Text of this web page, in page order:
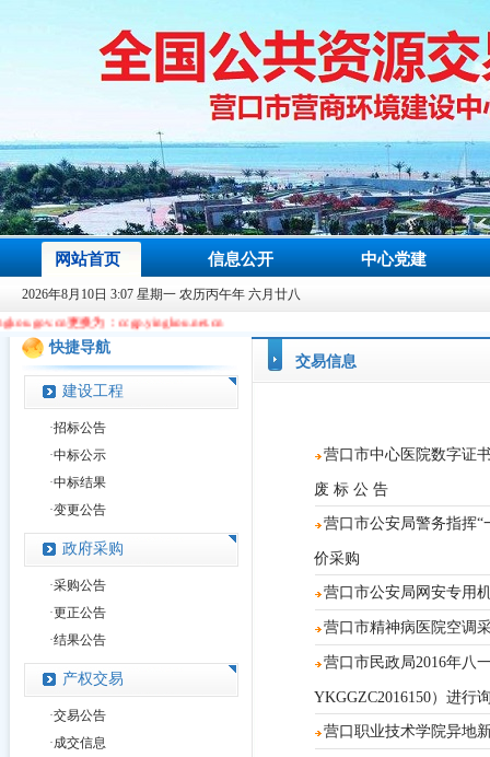
网站首页 信息公开 中心党建
2026年8月10日 3:07 星期一 农历丙午年 六月廿八
更换为：ccgp.yingkou.net.cn
快捷导航
建设工程
·招标公告
·中标公示
·中标结果
·变更公告
政府采购
·采购公告
·更正公告
·结果公告
产权交易
·交易公告
·成交信息
交易信息
营口市中心医院数字证
废 标 公 告
营口市公安局警务指挥“
价采购
营口市公安局网安专用
营口市精神病医院空调
营口市民政局2016年八
YKGGZC2016150）进行
营口职业技术学院异地